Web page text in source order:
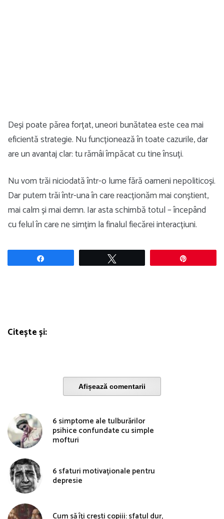
Deși poate părea forțat, uneori bunătatea este cea mai
eficientă strategie. Nu funcționează în toate cazurile, dar
are un avantaj clar: tu rămâi împăcat cu tine însuți.
Nu vom trăi niciodată într-o lume fără oameni nepoliticoși.
Dar putem trăi într-una în care reacționăm mai conștient,
mai calm și mai demn. Iar asta schimbă totul – începând
cu felul în care ne simțim la finalul fiecărei interacțiuni.
Citește și:
Afișează comentarii
6 simptome ale tulburărilor
psihice confundate cu simple
mofturi
6 sfaturi motivaționale pentru
depresie
Cum să îți crești copiii: sfatul dur,